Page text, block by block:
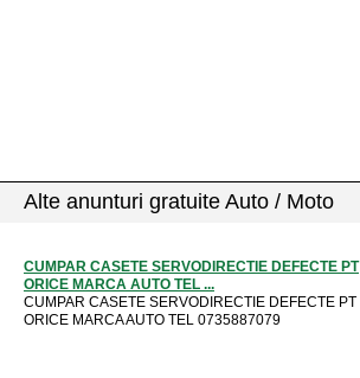
Alte anunturi gratuite Auto / Moto
CUMPAR CASETE SERVODIRECTIE DEFECTE PT
ORICE MARCA AUTO TEL ...
CUMPAR CASETE SERVODIRECTIE DEFECTE PT
ORICE MARCA AUTO TEL 0735887079